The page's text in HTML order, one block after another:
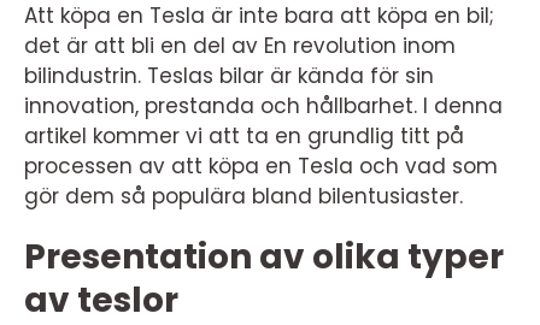
Att köpa en Tesla är inte bara att köpa en bil;
det är att bli en del av En revolution inom
bilindustrin. Teslas bilar är kända för sin
innovation, prestanda och hållbarhet. I denna
artikel kommer vi att ta en grundlig titt på
processen av att köpa en Tesla och vad som
gör dem så populära bland bilentusiaster.
Presentation av olika typer
av teslor